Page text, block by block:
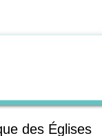
des Églises